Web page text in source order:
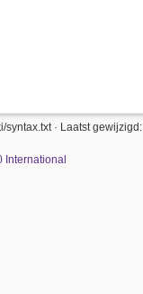
syntax.txt · Laatst gewijzigd:
International